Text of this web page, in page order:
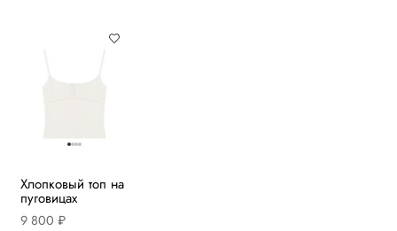
Хлопковый топ на
пуговицах
9 800 ₽